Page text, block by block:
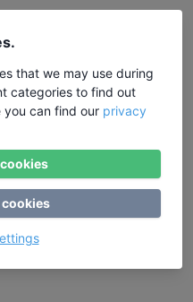
that we may use during
categories to find out
you can find our privacy
cookies